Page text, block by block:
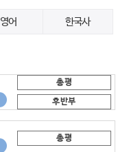
영어 한국사
총평
후반부
총평